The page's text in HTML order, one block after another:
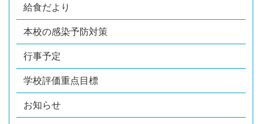
給食だより
本校の感染予防対策
行事予定
学校評価重点目標
お知らせ